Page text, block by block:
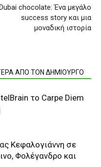
chocolate: Ένα μεγάλο
success story και μια
μοναδική ιστορία
ΑΠΟ ΤΟΝ ΔΗΜΙΟΥΡΓΟ
το Carpe Diem
Κεφαλογιάννη σε
Φολέγανδρο και